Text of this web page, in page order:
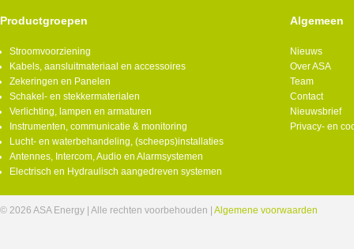
Productgroepen
Stroomvoorziening
Kabels, aansluitmateriaal en accessoires
Zekeringen en Panelen
Schakel- en stekkermaterialen
Verlichting, lampen en armaturen
Instrumenten, communicatie & monitoring
Lucht- en waterbehandeling, (scheeps)installaties
Antennes, Intercom, Audio en Alarmsystemen
Electrisch en Hydraulisch aangedreven systemen
Algemeen
Nieuws
Over ASA
Team
Contact
Nieuwsbrief
Privacy- en
© 2026 ASA Energy | Alle rechten voorbehouden | Algemene voorwaarden